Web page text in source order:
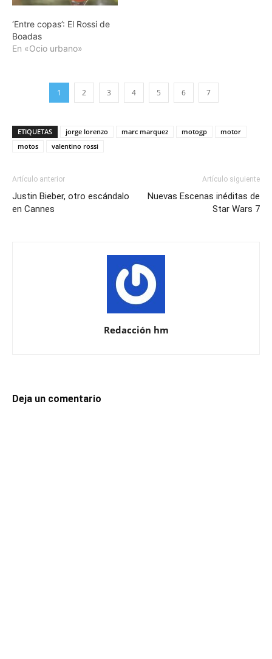
‘Entre copas’: El Rossi de
Boadas
En «Ocio urbano»
1 2 3 4 5 6 7
ETIQUETAS jorge lorenzo marc marquez motogp
motor
motos
valentino rossi
Artículo anterior
Justin Bieber, otro escándalo
en Cannes
Artículo siguiente
Nuevas Escenas inéditas de
Star Wars 7
Redacción hm
Deja un comentario